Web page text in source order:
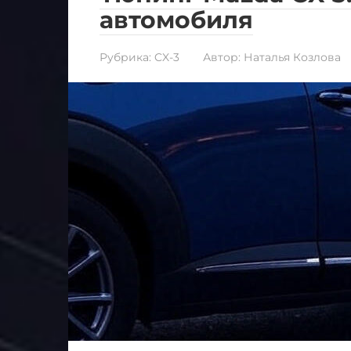
автомобиля
Рубрика: CX-3 Автор: Наталья Козлова